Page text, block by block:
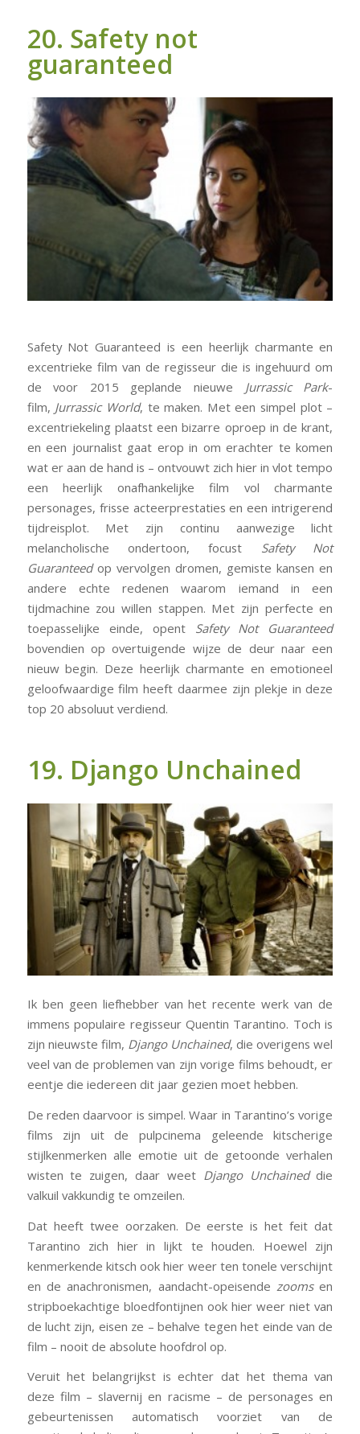
20. Safety not
guaranteed
Safety Not Guaranteedis een heerlijk charmante en
excentrieke film van de regisseur die is ingehuurd om
de voor 2015 geplande nieuwe Jurrassic Park-
film, Jurrassic World, te maken. Met een simpel plot –
excentriekeling plaatst een bizarre oproep in de krant,
en een journalist gaat erop in om erachter te komen
wat er aan de hand is – ontvouwt zich hier in vlot tempo
een heerlijk onafhankelijke film vol charmante
personages, frisse acteerprestaties en een intrigerend
tijdreisplot. Met zijn continu aanwezige licht
melancholische ondertoon, focust Safety Not
Guaranteedop vervolgen dromen, gemiste kansen en
andere echte redenen waarom iemand in een
tijdmachine zou willen stappen. Met zijn perfecte en
toepasselijke einde, opent Safety Not Guaranteed
bovendien op overtuigende wijze de deur naar een
nieuw begin. Deze heerlijk charmante en emotioneel
geloofwaardige film heeft daarmee zijn plekje in deze
top 20 absoluut verdiend.
19. Django Unchained
Ik ben geen liefhebber van het recente werk van de
immens populaire regisseur Quentin Tarantino. Toch is
zijn nieuwste film, Django Unchained, die overigens wel
veel van de problemen van zijn vorige films behoudt, er
eentje die iedereen dit jaar gezien moet hebben.
De reden daarvoor is simpel. Waar in Tarantino’s vorige
films zijn uit de pulpcinema geleende kitscherige
stijlkenmerken alle emotie uit de getoonde verhalen
wisten te zuigen, daar weet Django Unchaineddie
valkuil vakkundig te omzeilen.
Dat heeft twee oorzaken. De eerste is het feit dat
Tarantino zich hier in lijkt te houden. Hoewel zijn
kenmerkende kitsch ook hier weer ten tonele verschijnt
en de anachronismen, aandacht-opeisende zoomsen
stripboekachtige bloedfontijnen ook hier weer niet van
de lucht zijn, eisen ze – behalve tegen het einde van de
film – nooit de absolute hoofdrol op.
Veruit het belangrijkst is echter dat het thema van
deze film – slavernij en racisme – de personages en
gebeurtenissen automatisch voorziet van de